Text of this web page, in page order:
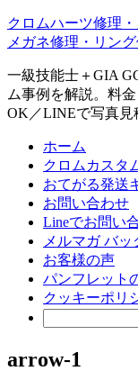
クロムハーツ修理
メガネ修理・リン
一級技能士＋GIA
ム事例を解説。料
OK／LINEで写真見
ホーム
クロムカスタ
おてがる発送
お問い合わせ
Lineでお問い
メルマガ バッ
お客様の声
パンフレット
クッキーポリ
arrow-1